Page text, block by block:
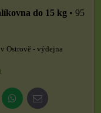
do 15 kg • 95
Ostrově - výdejna
WhatsApp
E-
mail